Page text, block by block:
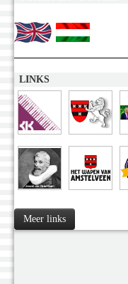
LINKS
Meer links